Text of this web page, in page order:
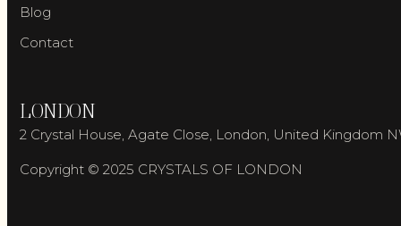
Blog
Contact
LONDON
2 Crystal House, Agate Close, London, United Kingdom
Copyright © 2025 CRYSTALS OF LONDON